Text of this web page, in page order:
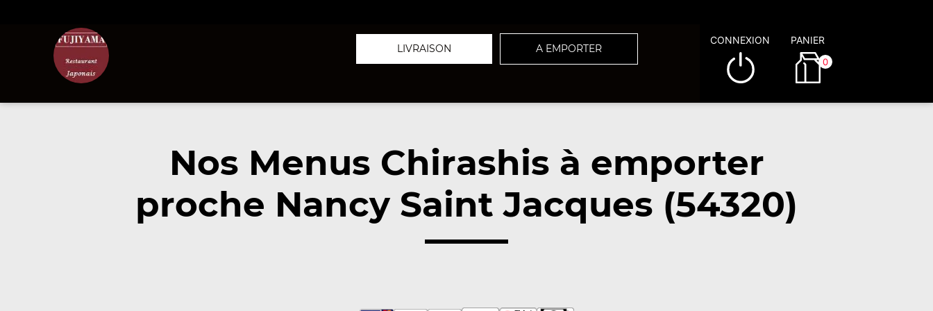
LIVRAISON A EMPORTER
CONNEXION PANIER
0
Nos Menus Chirashis à emporter
proche Nancy Saint Jacques (54320)